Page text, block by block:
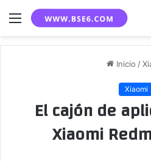
Menú
Inicio /
Xiaomi
El cajón de
Xiaomi